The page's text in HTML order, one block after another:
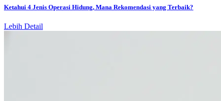
Ketahui 4 Jenis Operasi Hidung, Mana Rekomendasi yang Terbaik?
Lebih Detail